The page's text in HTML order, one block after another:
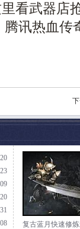
看武器店
讯热血传
复古蓝月快速修